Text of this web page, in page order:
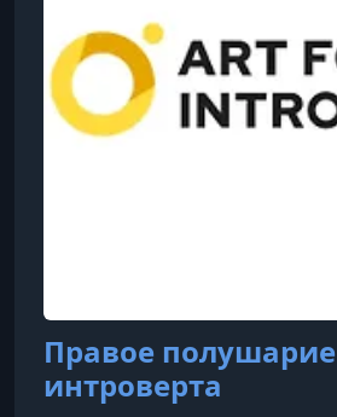
Правое полушарие
интроверта